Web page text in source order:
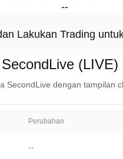
--
Lakukan Trading
(LIVE)
SecondLive dengan tampilan
Perubahan
--